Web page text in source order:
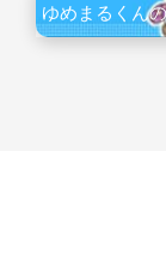
ゆめまるくん